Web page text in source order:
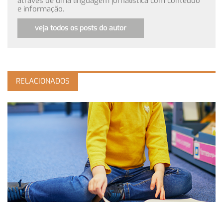
e informação.
veja todos os posts do autor
RELACIONADOS